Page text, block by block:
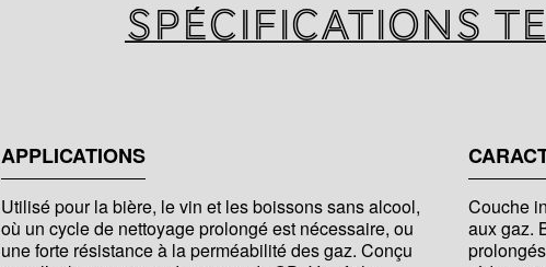
Spécifications
APPLICATIONS
Utilisé pour la bière, le vin et les boissons sans alcool,
où un cycle de nettoyage prolongé est nécessaire, ou
une forte résistance à la perméabilité des gaz. Conçu
Couche
aux gaz.